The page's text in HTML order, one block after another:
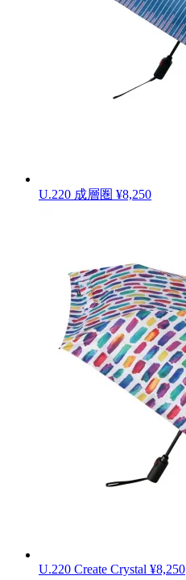
U.220 成層圏 ¥8,250
U.220 Create Crystal ¥8,250